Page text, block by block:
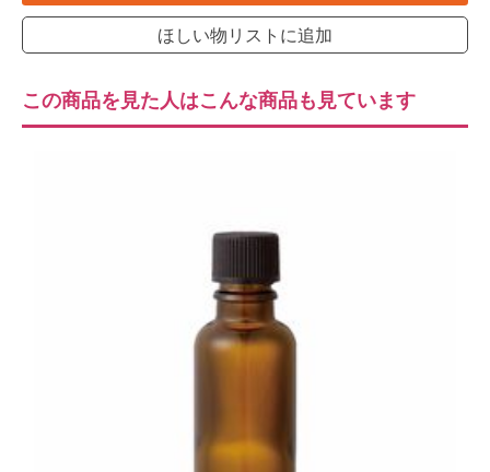
ほしい物リストに追加
この商品を見た人はこんな商品も見ています